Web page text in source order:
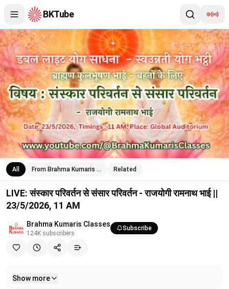
BKTube
LIVE: संस्कार परिवर्तन से संसार परिवर्तन - राजयोगी रामनाथ भाई || 23/5/
All From Brahma Kumaris … Related
LIVE: संस्कार परिवर्तन से संसार परिवर्तन - राजयोगी रामनाथ भाई ||
23/5/2026, 11 AM
Brahma Kumaris Classes
124K subscribers
Subscribe
Show more